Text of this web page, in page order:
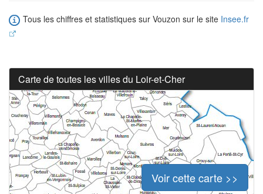
Tous les chiffres et statistiques sur Vouzon sur le site Insee.fr
Carte de toutes les villes du Loir-et-Cher
Voir cette carte >>